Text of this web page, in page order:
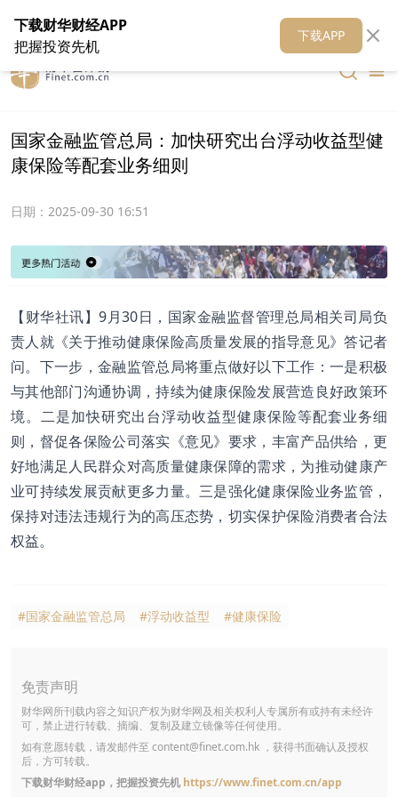
在线客服 关于我们 财华媒体矩阵 财华智库
国家金融监管总局：加快研究出台浮动收益型健
康保险等配套业务细则
日期： 2025-09-30 16:51
【财华社讯】9月30日，国家金融监督管理总局相关司局负
责人就《关于推动健康保险高质量发展的指导意见》答记者
问。下一步，金融监管总局将重点做好以下工作：一是积极
与其他部门沟通协调，持续为健康保险发展营造良好政策环
境。二是加快研究出台浮动收益型健康保险等配套业务细
则，督促各保险公司落实《意见》要求，丰富产品供给，更
好地满足人民群众对高质量健康保障的需求，为推动健康产
业可持续发展贡献更多力量。三是强化健康保险业务监管，
保持对违法违规行为的高压态势，切实保护保险消费者合法
权益。
#国家金融监管总局 #浮动收益型 #健康保险
免责声明
财华网所刊载内容之知识产权为财华网及相关权利人专属所有或持有未经许
可，禁止进行转载、摘编、复制及建立镜像等任何使用。
如有意愿转载，请发邮件至 content@finet.com.hk ，获得书面确认及授权
后，方可转载。
下载财华财经app，把握投资先机 https://www.finet.com.cn/app
下载财华财经APP
把握投资先机
下载APP